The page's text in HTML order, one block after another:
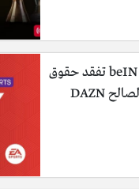
قنوات beIN SPORTS تفقد حقوق
الدوري الإسباني لصالح DAZN